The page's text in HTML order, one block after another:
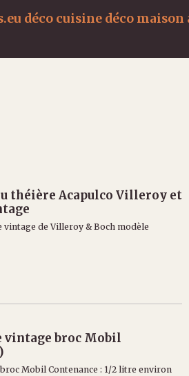
déco cuisine déco
théière Acapulco Villeroy et
vintage de Villeroy & Boch modèle
broc Mobil
Mobil Contenance : 1/2 litre environ